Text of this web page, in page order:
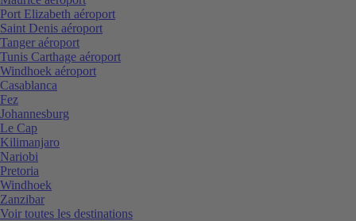
Port Elizabeth aéroport
Saint Denis aéroport
Tanger aéroport
Tunis Carthage aéroport
Windhoek aéroport
Casablanca
Fez
Johannesburg
Le Cap
Kilimanjaro
Nariobi
Pretoria
Windhoek
Zanzibar
Voir toutes les destinations